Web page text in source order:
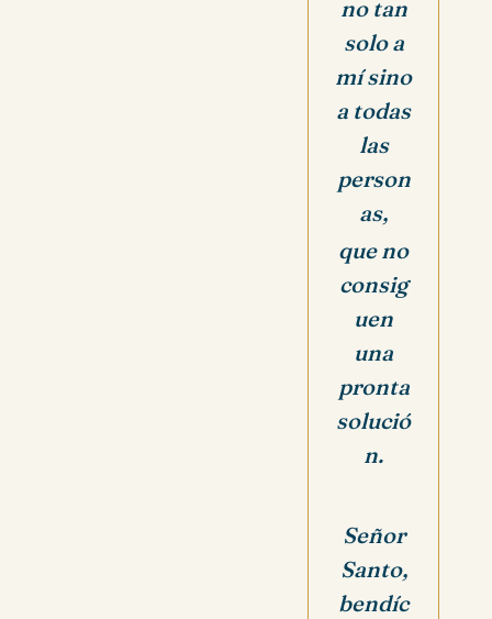
no tan
solo a
mí sino
a todas
las
person
as,
que no
consig
uen
una
pronta
solució
n.
Señor
Santo,
bendíc